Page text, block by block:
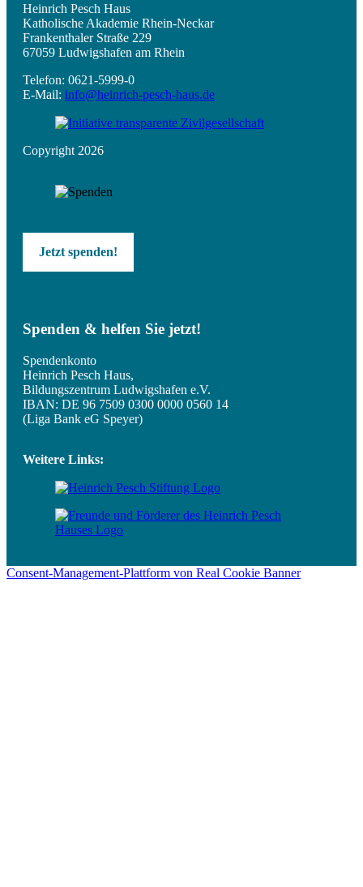
Heinrich Pesch Haus
Katholische Akademie Rhein-Neckar
Frankenthaler Straße 229
67059 Ludwigshafen am Rhein
Telefon: 0621-5999-0
E-Mail: info@heinrich-pesch-haus.de
Copyright 2026
Jetzt spenden!
Spenden & helfen Sie jetzt!
Spendenkonto
Heinrich Pesch Haus,
Bildungszentrum Ludwigshafen e.V.
IBAN: DE 96 7509 0300 0000 0560 14
(Liga Bank eG Speyer)
Weitere Links:
Consent-Management-Plattform von Real Cookie Banner